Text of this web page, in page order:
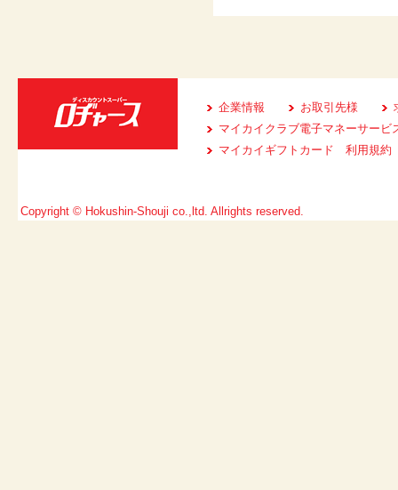
企業情報 お取引先様
マイカイクラブ電子マネーサー
マイカイギフトカード 利用規約
Copyright © Hokushin-Shouji co.,ltd. Allrights reserved.